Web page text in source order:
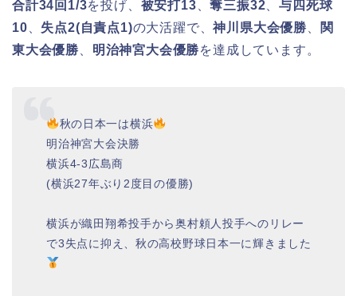
合計34回1/3を投げ、 被安打13 、奪三振32 、与四死球
10
失点2(自責点1)の大活躍で、神川県大会優勝
関
東大会優勝
明治神宮大会優勝を達成しています。
秋の日本一は横浜
明治神宮大会決勝
横浜4-3広島商
(横浜27年ぶり2度目の優勝)
横浜が織田翔希投手から奥村頼人投手へのリレー
で3失点に抑え、秋の高校野球日本一に輝きました